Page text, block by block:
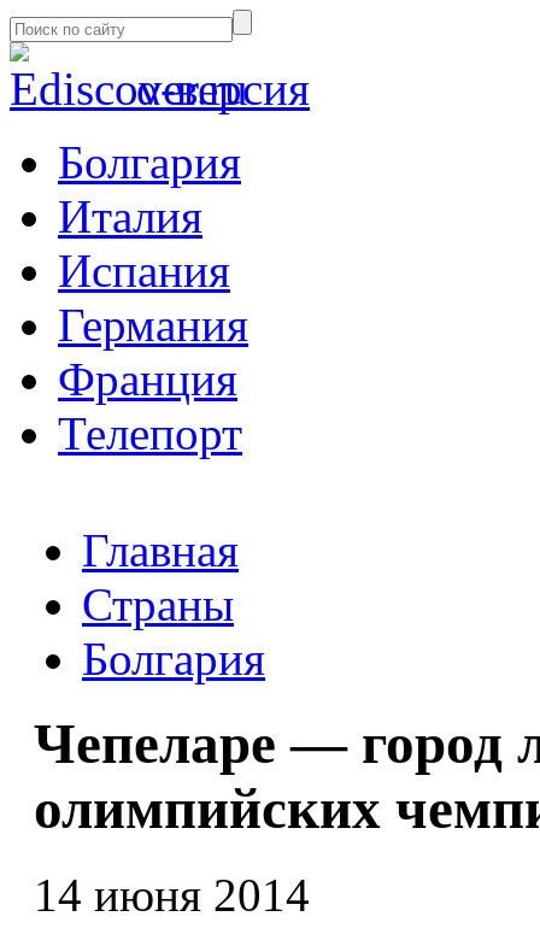
α-версия
Болгария
Италия
Испания
Германия
Франция
Телепорт
Главная
Страны
Болгария
Чепеларе — город
олимпийских
14 июня 2014